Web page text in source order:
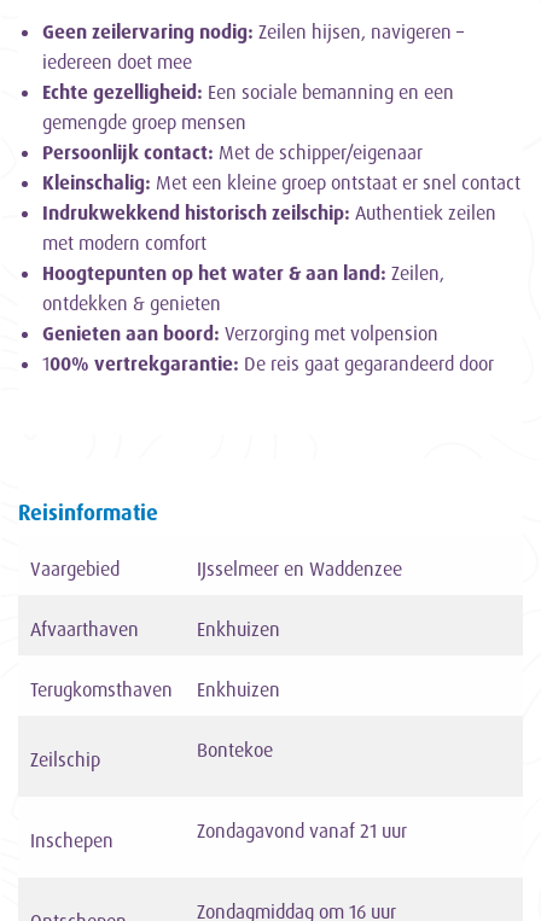
Geen zeilervaring nodig: Zeilen hijsen, navigeren –
iedereen doet mee
Echte gezelligheid: Een sociale bemanning en een
gemengde groep mensen
Persoonlijk contact: Met de schipper/eigenaar
Kleinschalig: Met een kleine groep ontstaat er snel contact
Indrukwekkend historisch zeilschip: Authentiek zeilen
met modern comfort
Hoogtepunten op het water & aan land: Zeilen,
ontdekken & genieten
Genieten aan boord: Verzorging met volpension
100% vertrekgarantie: De reis gaat gegarandeerd door
Reisinformatie
Vaargebied IJsselmeer en Waddenzee
Afvaarthaven Enkhuizen
Terugkomsthaven Enkhuizen
Zeilschip Bontekoe
Inschepen Zondagavond vanaf 21 uur
Zondagmiddag om 16 uur